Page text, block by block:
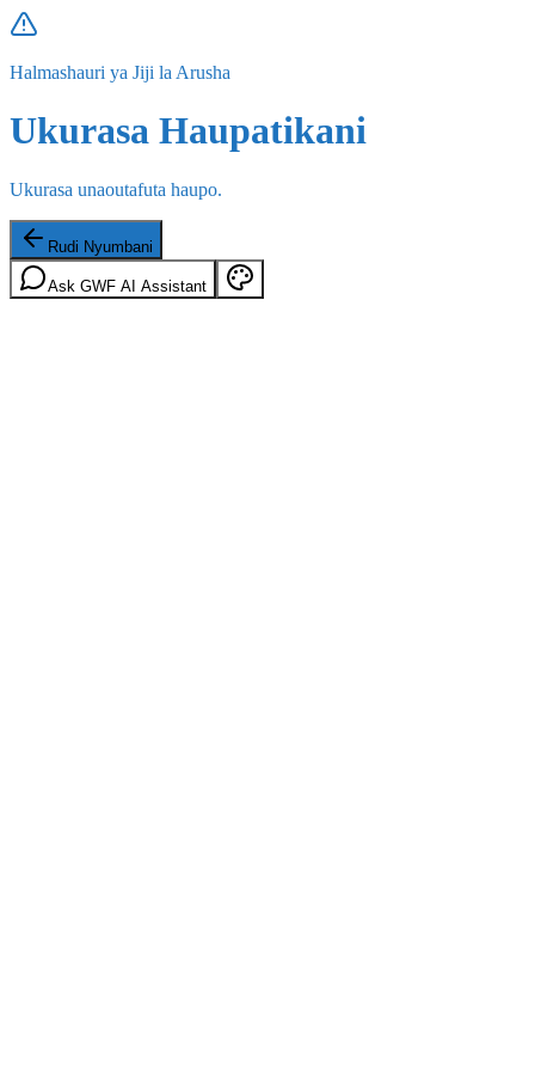
Halmashauri ya Jiji la Arusha
Ukurasa Haupatikani
Ukurasa unaoutafuta haupo.
Rudi Nyumbani
Ask GWF AI Assistant